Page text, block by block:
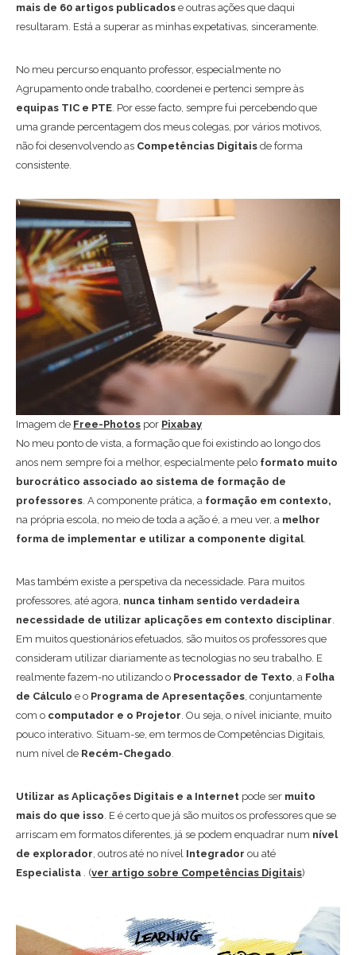
mais de 60 artigos publicados e outras ações que daqui
resultaram. Está a superar as minhas expetativas, sinceramente.
No meu percurso enquanto professor, especialmente no
Agrupamento onde trabalho, coordenei e pertenci sempre às
equipas TIC e PTE. Por esse facto, sempre fui percebendo que
uma grande percentagem dos meus colegas, por vários motivos,
não foi desenvolvendo as Competências Digitais de forma
consistente.
Imagem de Free-Photos por Pixabay
No meu ponto de vista, a formação que foi existindo ao longo dos
anos nem sempre foi a melhor, especialmente pelo formato muito
burocrático associado ao sistema de formação de
professores. A componente prática, a formação em contexto,
na própria escola, no meio de toda a ação é, a meu ver, a melhor
forma de implementar e utilizar a componente digital.
Mas também existe a perspetiva da necessidade. Para muitos
professores, até agora, nunca tinham sentido verdadeira
necessidade de utilizar aplicações em contexto disciplinar.
Em muitos questionários efetuados, são muitos os professores que
consideram utilizar diariamente as tecnologias no seu trabalho. E
realmente fazem-no utilizando o Processador de Texto, a Folha
de Cálculo e o Programa de Apresentações, conjuntamente
com o computador e o Projetor. Ou seja, o nível iniciante, muito
pouco interativo. Situam-se, em termos de Competências Digitais,
num nível de Recém-Chegado.
Utilizar as Aplicações Digitais e a Internet pode ser muito
mais do que isso. E é certo que já são muitos os professores que se
arriscam em formatos diferentes, já se podem enquadrar num nível
de explorador, outros até no nível Integrador ou até
Especialista . (ver artigo sobre Competências Digitais)